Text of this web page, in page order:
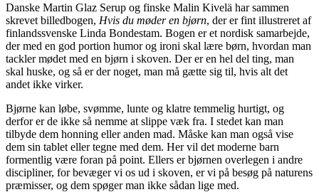
Danske Martin Glaz Serup og finske Malin Kivelä har sammen
skrevet billedbogen, Hvis du møder en bjørn, der er fint illustreret af
finlandssvenske Linda Bondestam. Bogen er et nordisk samarbejde,
der med en god portion humor og ironi skal lære børn, hvordan man
tackler mødet med en bjørn i skoven. Der er en hel del ting, man
skal huske, og så er der noget, man må gætte sig til, hvis alt det
andet ikke virker.
Bjørne kan løbe, svømme, lunte og klatre temmelig hurtigt, og
derfor er de ikke så nemme at slippe væk fra. I stedet kan man
tilbyde dem honning eller anden mad. Måske kan man også vise
dem sin tablet eller tegne med dem. Her vil det moderne barn
formentlig være foran på point. Ellers er bjørnen overlegen i andre
discipliner, for bevæger vi os ud i skoven, er vi på besøg på naturens
præmisser, og dem spøger man ikke sådan lige med.